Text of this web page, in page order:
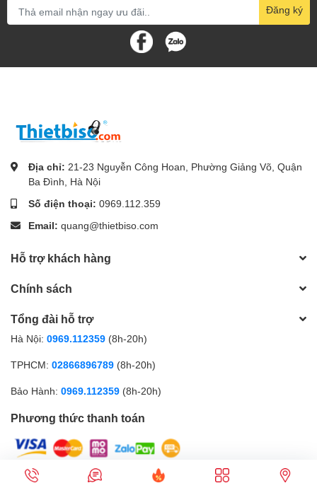
Đăng ký
Địa chỉ: 21-23 Nguyễn Công Hoan, Phường Giảng Võ, Quận
Ba Đình, Hà Nội
Số điện thoại: 0969.112.359
Email: quang@thietbiso.com
Hỗ trợ khách hàng
Chính sách
Tổng đài hỗ trợ
Hà Nội: 0969.112359 (8h-20h)
TPHCM: 02866896789 (8h-20h)
Bảo Hành: 0969.112359 (8h-20h)
Phương thức thanh toán
Thietbiso.com (Từ 2009) | Cung cấp bởi